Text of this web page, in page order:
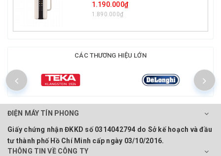
1.190.000₫
1.890.000₫
CÁC THƯƠNG HIỆU LỚN
ĐIỆN MÁY TÍN PHONG
Giấy chứng nhận ĐKKD số 0314042794 do Sở kế hoạch và đầu
tư thành phố Hồ Chí Minh cấp ngày 03/10/2016.
THÔNG TIN VỀ CÔNG TY